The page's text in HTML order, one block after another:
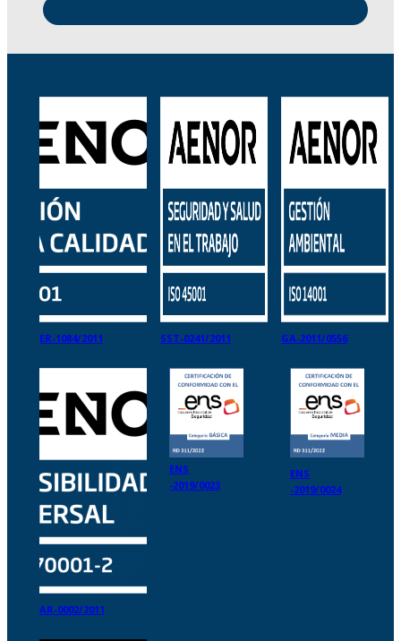
ER-1084/2011 SST-0241/2011 GA-2011/0556
AR-0002/2011
ENS
-2019/0023
ENS
-2019/0024